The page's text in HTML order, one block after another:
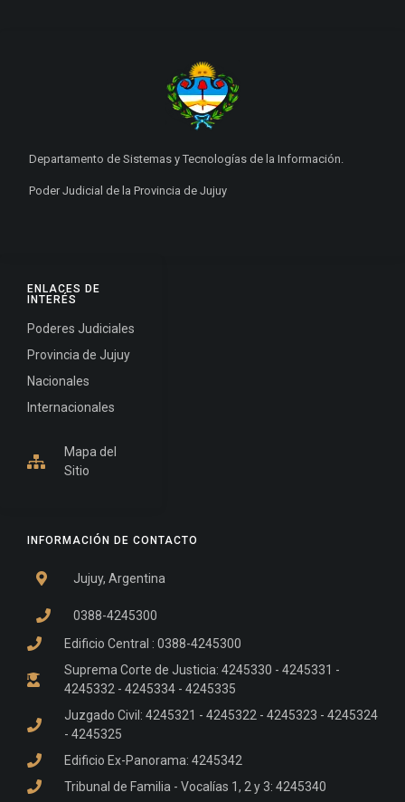
INFORMACIÓN DE CONTACTO
Jujuy, Argentina
0388-4245300
Edificio Central : 0388-4245300
Suprema Corte de Justicia: 4245330 - 4245331 -
4245332 - 4245334 - 4245335
Juzgado Civil: 4245321 - 4245322 - 4245323 - 4245324
- 4245325
Edificio Ex-Panorama: 4245342
Tribunal de Familia - Vocalías 1, 2 y 3: 4245340
ENLACES DE
INTERÉS
Poderes Judiciales
Provincia de Jujuy
Nacionales
Internacionales
Mapa del
Sitio
Departamento de Sistemas y Tecnologías de la Información.
Poder Judicial de la Provincia de Jujuy